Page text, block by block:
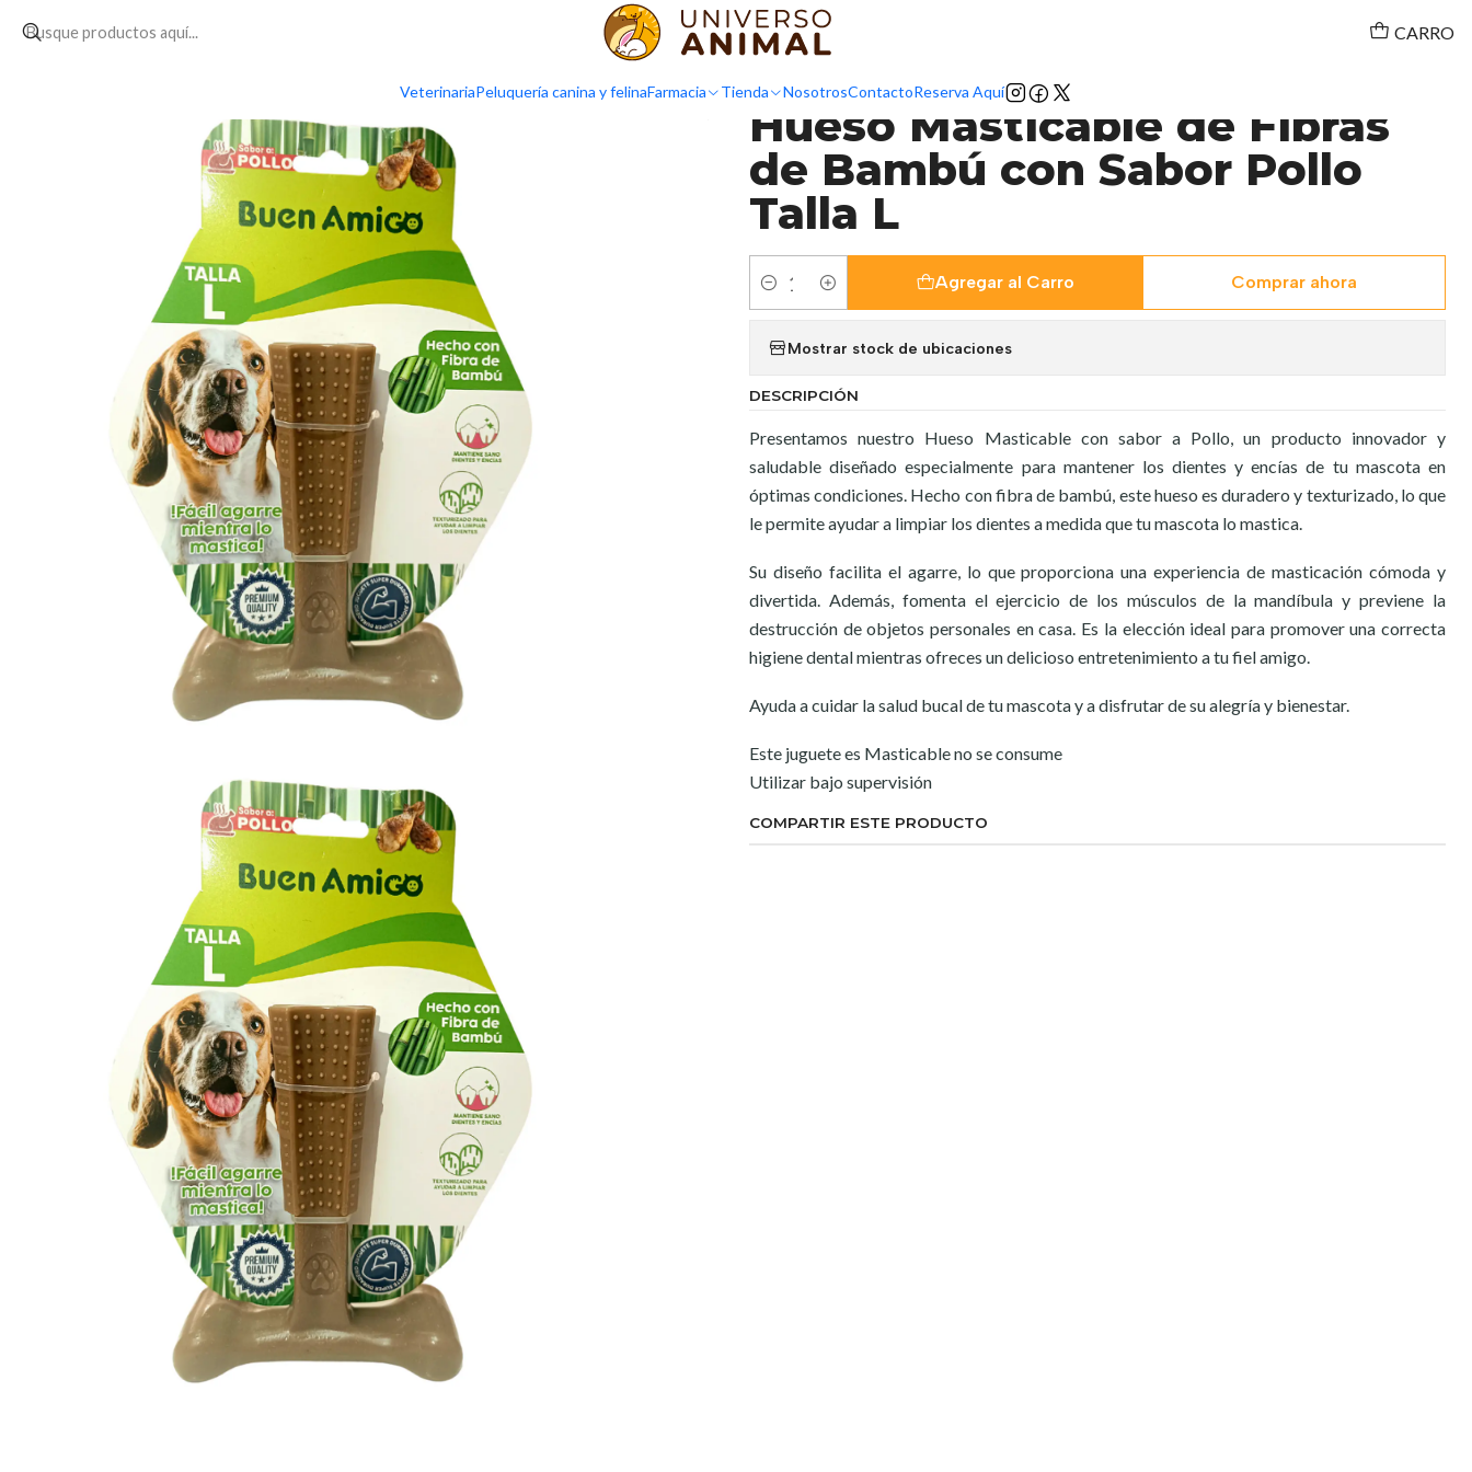
CARRO
VeterinariaPeluquería canina y felinaFarmacia Tienda NosotrosContactoReserva Aquí
Inicio Hueso Masticable de Fibras de Bambú con Sabor Pollo Talla L
|
Hueso Masticable de Fibras
de Bambú con Sabor Pollo
Talla L
Cantidad
Agregar al Carro Comprar ahora
Mostrar stock de ubicaciones
DESCRIPCIÓN
Presentamos nuestro Hueso Masticable con sabor a Pollo, un producto innovador y
saludable diseñado especialmente para mantener los dientes y encías de tu mascota en
óptimas condiciones. Hecho con fibra de bambú, este hueso es duradero y texturizado, lo que
le permite ayudar a limpiar los dientes a medida que tu mascota lo mastica.
Su diseño facilita el agarre, lo que proporciona una experiencia de masticación cómoda y
divertida. Además, fomenta el ejercicio de los músculos de la mandíbula y previene la
destrucción de objetos personales en casa. Es la elección ideal para promover una correcta
higiene dental mientras ofreces un delicioso entretenimiento a tu fiel amigo.
Ayuda a cuidar la salud bucal de tu mascota y a disfrutar de su alegría y bienestar.
Este juguete es Masticable no se consume
Utilizar bajo supervisión
COMPARTIR ESTE PRODUCTO